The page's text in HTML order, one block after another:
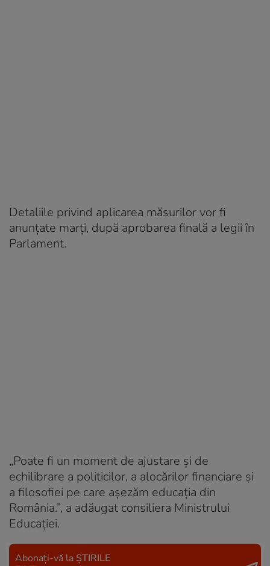
Detaliile privind aplicarea măsurilor vor fi
anunțate marți, după aprobarea finală a legii în
Parlament.
„Poate fi un moment de ajustare şi de
echilibrare a politicilor, a alocărilor financiare şi
a filosofiei pe care aşezăm educaţia din
România.”, a adăugat consiliera Ministrului
Educației.
Abonați-vă la ȘTIRILE